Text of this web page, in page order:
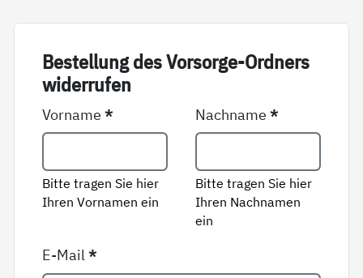
Be­stel­lung des Vor­sor­ge-Ord­ners
wi­der­ru­fen
Vorname*
Bitte tragen Sie hier
Ihren Vornamen ein
Nachname*
Bitte tragen Sie hier
Ihren Nachnamen
ein
E-Mail*